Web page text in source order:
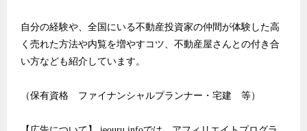
自分の経験や、全国にいる不動産投資家の仲間が体験した高
く売れた方法や内覧を増やすコツ、不動産屋さんとの付き合
い方なども紹介しています。
（保有資格 ファイナンシャルプランナー・宅建 等）